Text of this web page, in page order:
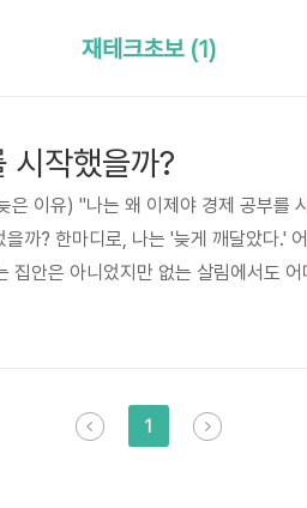
재테크초보 (1)
시작했을까?
이유) "나는 왜 이제야 경제 공부를
까? 한마디로, 나는 '늦게 깨달았다.'
집안은 아니었지만 없는 살림에서도 어
색을 아예 하지 않으셨다. 당시 어머니
서 사느냐고 돈을 모아야 한다는 개념이
1